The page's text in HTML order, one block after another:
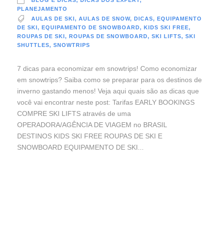
PLANEJAMENTO
AULAS DE SKI, AULAS DE SNOW, DICAS, EQUIPAMENTO
DE SKI, EQUIPAMENTO DE SNOWBOARD, KIDS SKI FREE,
ROUPAS DE SKI, ROUPAS DE SNOWBOARD, SKI LIFTS, SKI
SHUTTLES, SNOWTRIPS
7 dicas para economizar em snowtrips! Como economizar
em snowtrips? Saiba como se preparar para os destinos de
inverno gastando menos! Veja aqui quais são as dicas que
você vai encontrar neste post: Tarifas EARLY BOOKINGS
COMPRE SKI LIFTS através de uma
OPERADORA/AGÊNCIA DE VIAGEM no BRASIL
DESTINOS KIDS SKI FREE ROUPAS DE SKI E
SNOWBOARD EQUIPAMENTO DE SKI...